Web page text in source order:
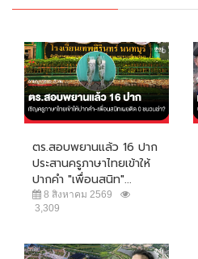
ตร.สอบพยานแล้ว 16 ปาก
ประสานครูภาษาไทยเข้าให้
ปากคำ "เพื่อนสนิท"...
8 สิงหาคม 2569
3,309